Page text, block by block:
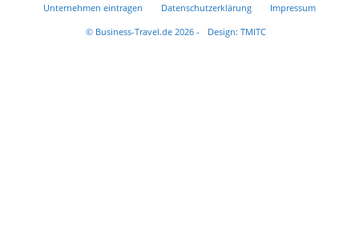
Unternehmen eintragen Datenschutzerklärung
Impressum
© Business-Travel.de 2026 -
Design: TMITC